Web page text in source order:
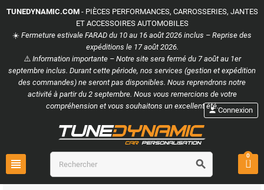
TUNEDYNAMIC.COM- PIÈCES PERFORMANCES, CARROSSERIES, JANTES
ET ACCESSOIRES AUTOMOBILES
☀️ Fermeture estivale FARAD du 10 au 16 août 2026 inclus – Reprise des
expéditions le 17 août 2026.
⚠️Information importante – Notre site sera fermé du 7 août au 1er
septembre inclus. Durant cette période, nos services (gestion et expédition
des commandes) ne seront pas disponibles. Nous reprendrons notre
activité à partir du 2 septembre. Nous vous remercions de votre
compréhension et vous souhaitons un excellent été.
view_headline search
person Connexion
0